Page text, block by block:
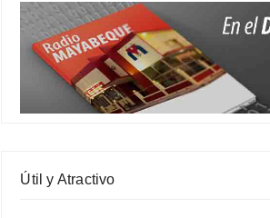
Útil y Atractivo